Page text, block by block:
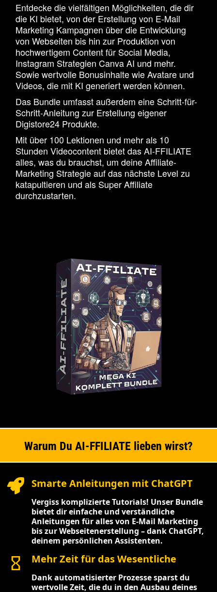
Entdecke die vielfältigen Möglichkeiten, die dir
die KI bietet, von der Erstellung von E-Mail
Marketing Kampagnen über die Entwicklung
von Webseiten bis hin zur Produktion von
hochwertigem Content für Social Media,
Instagram Strategien Canva AI und mehr.
Sowie wertvolle Bonusinhalte wie Avatare und
Videos, die mit KI generiert werden können.
Das Bundle umfasst außerdem eine Schritt-für-
Schritt-Anleitung zur Erstellung eigener
Digistore24 Produkte.
Mit über 100 Lektionen und mehr als 10
Stunden Videocontent bietet das AI-FFILIATE
alles, was du brauchst, um deine Affiliate-
Marketing Strategie auf das nächste Level zu
katapultieren und als Super Affiliate
durchzustarten.
Warum Du AI-FFILIATE lieben wirst?
Smarte Anleitungen mit ChatGPT
Vergiss komplizierte Tutorials! Unser Bundle
bietet dir einfache und verständliche
Anleitungen für alles von E-Mail Marketing
bis zur Webseitenerstellung – dank ChatGPT,
deinem persönlichen Assistenten.
Mehr Zeit für das Wesentliche
Dank automatisierter Prozesse sparst du
wertvolle Zeit, die du in den Ausbau deines